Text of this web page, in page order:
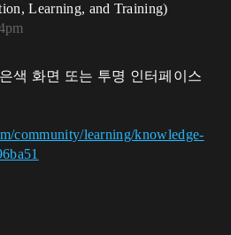
Learning, and Training)
색 화면 또는 투명 인터페이스
community/learning/knowledge-